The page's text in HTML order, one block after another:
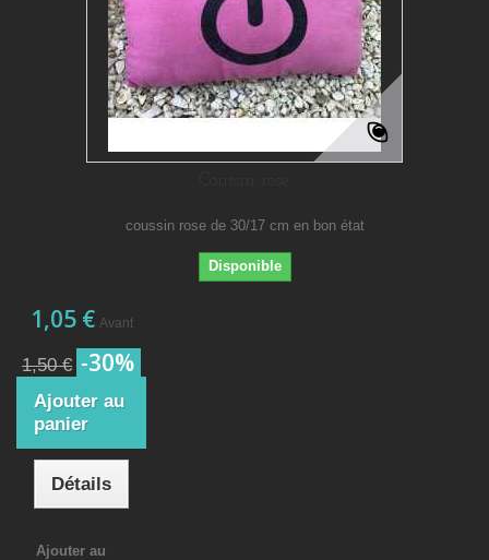
coussin rose de 30/17 cm en bon état
Disponible
1,05 € Avant
1,50 € -30%
Ajouter au
panier
Détails
Ajouter au